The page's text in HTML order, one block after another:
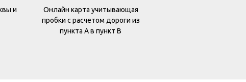
и
Онлайн карта учитывающая
пробки с расчетом дороги из
пункта А в пункт В